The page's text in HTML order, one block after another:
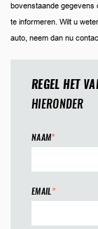
bovenstaande gegevens
te informeren. Wilt u
auto, neem dan nu
REGEL HET
HIERONDER
NAAM*
EMAIL*